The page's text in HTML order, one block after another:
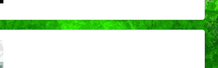
que
su edición limitada